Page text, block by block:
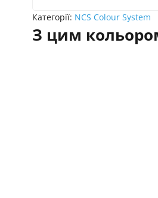
Категорії: NCS Colour System
З цим